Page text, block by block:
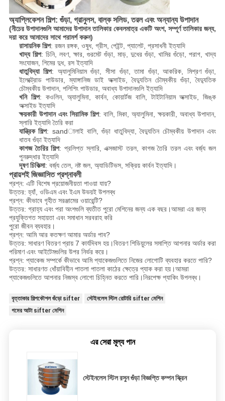
অ্যাপ্লিকেশন শিল্প: গুঁড়া, গ্রানুলস, বাল্ক সলিড, তরল এবং অন্যান্য উপাদান
(নীচের উপাদানগুলি আমাদের উপাদান তালিকার কেবলমাত্র একটি অংশ, সম্পূর্ণ তালিকার জন্য,
দয়া করে আমাদের সাথে পরামর্শ করুন)
রাসায়নিক শিল্প: রজন রঙ্গক, ওষুধ, গ্রীস, পেইন্ট, প্যালেট, প্রসাধনী ইত্যাদি
খাদ্য শিল্প: চিনি, লবণ, ক্ষার, গুরমেট গুঁড়া, মাড়, দুধের গুঁড়া, খামির গুঁড়ো, পরাগ, খাদ্য
সংযোজন, শিমের দুধ, রস ইত্যাদি
ধাতুবিদ্যা শিল্প: অ্যালুমিনিয়াম গুঁড়া, সীসা গুঁড়া, তামা গুঁড়া, আকরিক, মিশ্রণ গুঁড়া,
ইলেক্ট্রোড পাউডার, ম্যাঙ্গানিজ ডাই অক্সাইড, বৈদ্যুতিন চৌম্বকীয় গুঁড়া, বৈদ্যুতিক
চৌম্বকীয় উপাদান, পলিশিং পাউডার, অবাধ্য উপাদানগুলি ইত্যাদি
খনি শিল্প: কওলিন, অ্যালুমিনা, কার্বন, কোয়ার্টজ বালি, টাইটানিয়াম অক্সাইড, জিঙ্ক
অক্সাইড ইত্যাদি
ক্ষয়কারী উপাদান এবং সিরামিক শিল্প: বালি, মিকা, অ্যালুমিনা, ক্ষয়কারী, অবাধ্য উপাদান,
স্লারি ইত্যাদি তৈরি করা
যান্ত্রিক শিল্প: sandালাই বালি, গুঁড়া ধাতুবিদ্যা, বৈদ্যুতিন চৌম্বকীয় উপাদান এবং
ধাতব গুঁড়া ইত্যাদি
কাগজ তৈরির শিল্প: প্রলিপ্ত স্লারি, এক্সজাস্ট তরল, কাগজ তৈরি তরল এবং বর্জ্য জল
পুনরুদ্ধার ইত্যাদি
দূষণ চিকিত্সা: বর্জ্য তেল, নষ্ট জল, অ্যাডিটিভস, সক্রিয় কার্বন ইত্যাদি।
প্রায়শই জিজ্ঞাসিত প্রশ্নাবলী
প্রশ্ন: এটি বিশেষ প্রয়োজনীয়তা পাওয়া যায়?
উত্তর: হ্যাঁ, ওডিএম এবং ইএম উভয়ই উপলব্ধ
প্রশ্ন: কীভাবে গৃহীত সরঞ্জামের ওয়ারেন্টি?
উত্তর: গ্রাহ্য এবং পরা অংশগুলি ব্যতীত পুরো মেশিনের জন্য এক বছর।আমরা এর জন্য
প্রযুক্তিগত সহায়তা এবং সমাধান সরবরাহ করি
পুরো জীবন ব্যবহার।
প্রশ্ন: আমি আর কতক্ষণ আমার অর্ডার পাব?
উত্তর: সাধারণ বিতরণ প্রায় 7 কার্যদিবস হয়।বিতরণ শিডিয়ুলের সমাপ্তি আপনার অর্ডার করা
পরিমাণ এবং আইটেমগুলির উপর নির্ভর করে।
প্রশ্ন: প্যাকেজ সম্পর্কে কীভাবে আমি প্যাকেজগুলিতে নিজের লোগোটি ব্যবহার করতে পারি?
উত্তর: সাধারণত ধোঁয়াবিহীন পাতলা পাতলা কাঠের ক্ষেত্রে প্যাক করা হয়।আমরা
প্যাকেজগুলিতে আপনার নিজস্ব লোগো চিহ্নিত করতে পারি।নিরপেক্ষ প্যাকিং উপলব্ধ।
বৃত্তাকার শিল্পকৌশল গুঁড়ো sifter
স্টেইনলেস স্টিল রোটারি sifter মেশিন
গমের আটা sifter মেশিন
এর সেরা মূল্য পান
স্টেইনলেস স্টিল রসুন গুঁড়া বিজ্ঞপ্তি কম্পন স্ক্রিন